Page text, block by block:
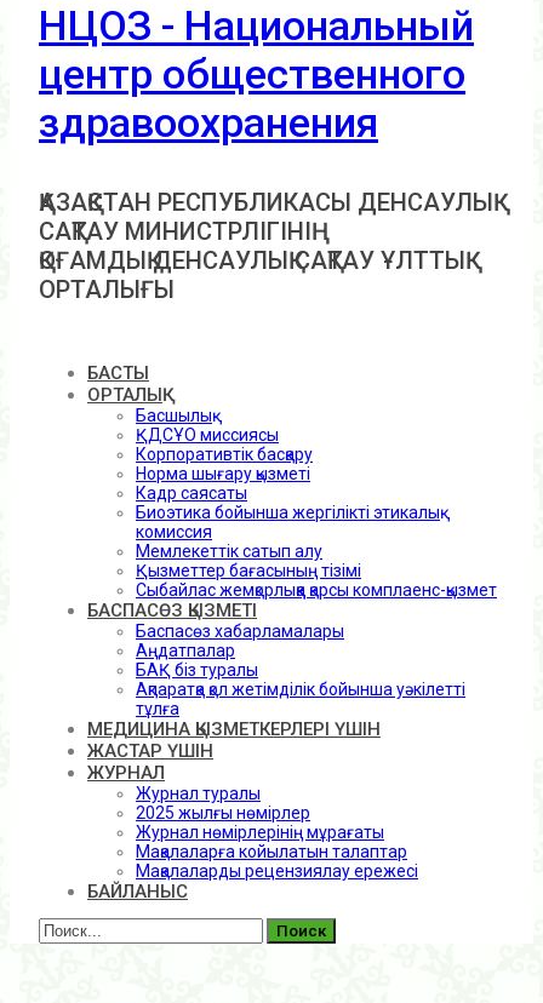
НЦОЗ - Национальный
центр общественного
здравоохранения
ҚАЗАҚСТАН РЕСПУБЛИКАСЫ ДЕНСАУЛЫҚ
САҚТАУ МИНИСТРЛІГІНІҢ
ҚОҒАМДЫҚ ДЕНСАУЛЫҚ САҚТАУ ҰЛТТЫҚ
ОРТАЛЫҒЫ
БАСТЫ
ОРТАЛЫҚ
Басшылық
ҚДСҰО миссиясы
Корпоративтік басқару
Норма шығару қызметі
Кадр саясаты
Биоэтика бойынша жергілікті этикалық
комиссия
Мемлекеттік сатып алу
Қызметтер бағасының тізімі
Сыбайлас жемқорлыққа қарсы комплаенс-қызмет
БАСПАСӨЗ ҚЫЗМЕТІ
Баспасөз хабарламалары
Аңдатпалар
БАҚ біз туралы
Ақпаратқа қол жетімділік бойынша уәкілетті
тұлға
МЕДИЦИНА ҚЫЗМЕТКЕРЛЕРІ ҮШІН
ЖАСТАР ҮШІН
ЖУРНАЛ
Журнал туралы
2025 жылғы нөмірлер
Журнал нөмірлерінің мұрағаты
Мақалаларға койылатын талаптар
Мақалаларды рецензиялау ережесі
БАЙЛАНЫС